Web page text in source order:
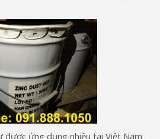
được ứng dụng nhiều tại Việt Nam